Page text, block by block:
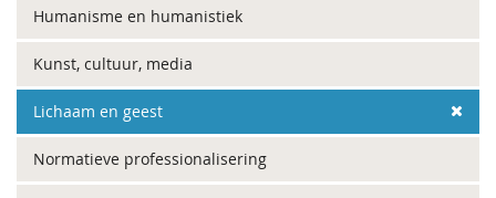
Humanisme en humanistiek
Kunst, cultuur, media
Lichaam en geest
Normatieve professionalisering